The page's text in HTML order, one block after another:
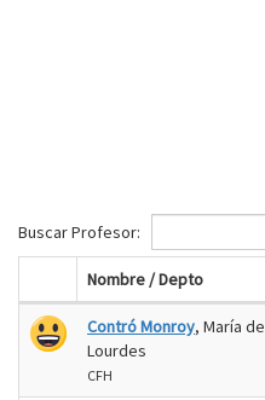
Buscar Profesor:
Nombre / Depto
Contró Monroy, María de
Lourdes
CFH